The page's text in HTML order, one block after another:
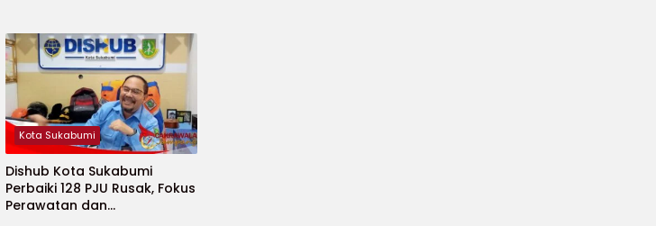
Kota Sukabumi
Dishub Kota Sukabumi
Perbaiki 128 PJU Rusak, Fokus
Perawatan dan